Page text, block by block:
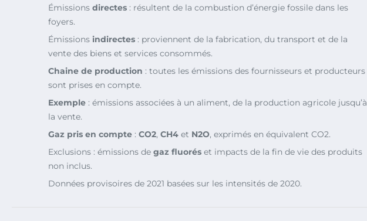
Émissions directes : résultent de la combustion d’énergie fossile dans les
foyers.
Émissions indirectes : proviennent de la fabrication, du transport et de la
vente des biens et services consommés.
Chaine de production : toutes les émissions des fournisseurs et producteurs
sont prises en compte.
Exemple : émissions associées à un aliment, de la production agricole jusqu’à
la vente.
Gaz pris en compte : CO2, CH4 et N2O, exprimés en équivalent CO2.
Exclusions : émissions de gaz fluorés et impacts de la fin de vie des produits
non inclus.
Données provisoires de 2021 basées sur les intensités de 2020.